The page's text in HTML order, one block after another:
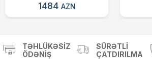
1484 AZN
TƏHLÜKƏSIZ
ÖDƏNIŞ
SÜRƏTLI
ÇATDIRILMA